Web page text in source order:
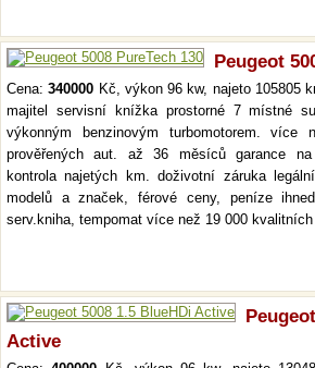
Peugeot
Cena:340000 Kč, výkon 96 kw, najeto 105805
majitel servisní knížka prostorné 7 místné
výkonným benzinovým turbomotorem.
prověřených aut. až 36 měsíců garance
kontrola najetých km. doživotní záruka
modelů a značek, férové ceny, peníze
serv.kniha, tempomat více než 19 000
Active